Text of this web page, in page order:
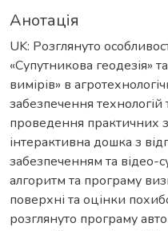
Анотація
UK: Розглянуто
«Супутникова геодезія»
вимірів» в
забезпечення
проведення практичних
інтерактивна дошка з
забезпеченням та відео-
алгоритм та програму
поверхні та оцінки
розглянуто програму